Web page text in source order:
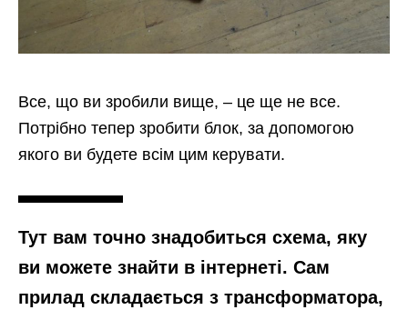
Все, що ви зробили вище, – це ще не все.
Потрібно тепер зробити блок, за допомогою
якого ви будете всім цим керувати.
Тут вам точно знадобиться схема, яку
ви можете знайти в інтернеті. Сам
прилад складається з трансформатора,